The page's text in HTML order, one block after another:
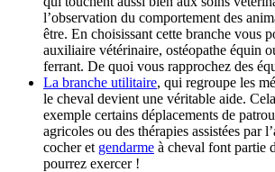
l’observation du comportement des
être. En choisissant cette branche vous
auxiliaire vétérinaire, ostéopathe équin
ferrant. De quoi vous rapprochez des
La branche utilitaire, qui regroupe les
le cheval devient une véritable aide.
exemple certains déplacements de
agricoles ou des thérapies assistées par
cocher et gendarme à cheval font partie
pourrez exercer !